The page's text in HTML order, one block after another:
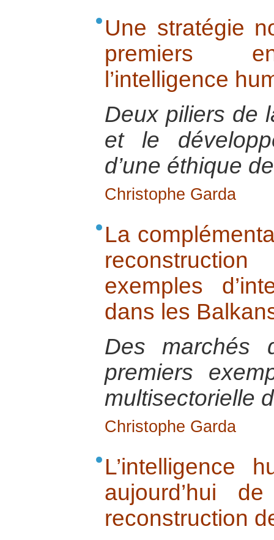
Une stratégie
premiers
l’intelligence
Deux piliers de
et le
d’une éthique
Christophe Garda
La
exemples
dans les
Des marchés
premiers
multisectorielle
Christophe Garda
L’intelligence
aujourd’hui
reconstruction